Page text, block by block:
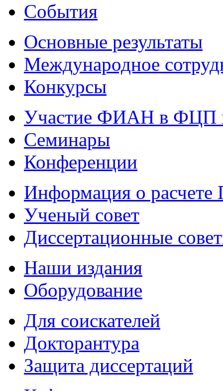
События
Основные результаты
Международное
Конкурсы
Участие ФИАН в ФЦП
Семинары
Конференции
Информация о
Ученый совет
Диссертационные
Наши издания
Оборудование
Для соискателей
Докторантура
Защита диссертаций